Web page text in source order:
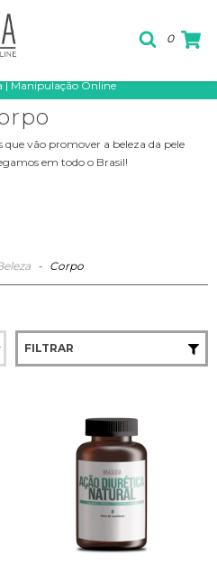
0
| Manipulação Online
vão promover a beleza da pele
em todo o Brasil!
- Corpo
FILTRAR